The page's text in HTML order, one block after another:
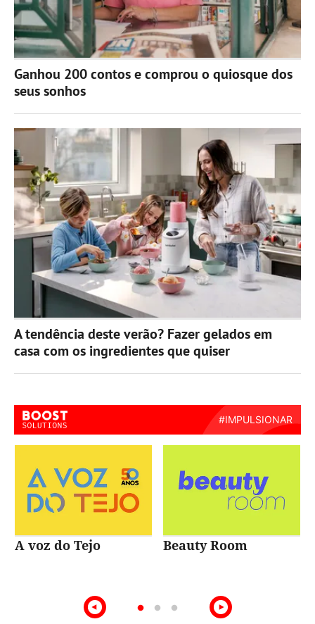
Ganhou 200 contos e comprou o quiosque dos
seus sonhos
A tendência deste verão? Fazer gelados em
casa com os ingredientes que quiser
A voz do Tejo Beauty Room